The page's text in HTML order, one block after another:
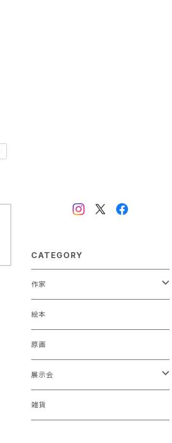
CATEGORY
作家
蒼川わか
あきやまりか
ashika
足立真人
絵本
原画
展示会
Mori / Kosamu.An 「トトニョロ 初展」
雑貨